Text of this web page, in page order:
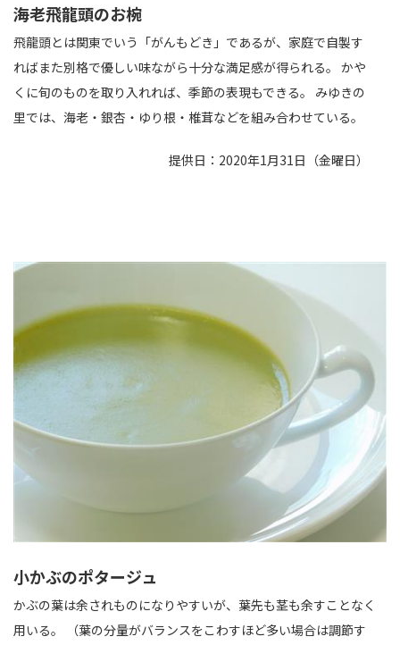
海老飛龍頭のお椀
飛龍頭とは関東でいう「がんもどき」であるが、家庭で自製す
ればまた別格で優しい味ながら十分な満足感が得られる。 かや
くに旬のものを取り入れれば、季節の表現もできる。 みゆきの
里では、海老・銀杏・ゆり根・椎茸などを組み合わせている。
提供日：2020年1月31日（金曜日）
小かぶのポタージュ
かぶの葉は余されものになりやすいが、葉先も茎も余すことなく
用いる。 （葉の分量がバランスをこわすほど多い場合は調節す